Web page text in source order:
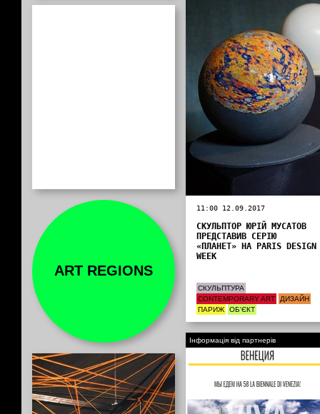
11:00 12.09.2017
СКУЛЬПТОР ЮРІЙ МУСАТОВ
ПРЕДСТАВИВ СЕРІЮ
«ПЛАНЕТ» НА PARIS DESIGN
WEEK
СКУЛЬПТУРА
CONTEMPORARY ART
ДИЗАЙН
ПАРИЖ
ОБ'ЄКТ
ART REGIONS
Інформація від партнерів